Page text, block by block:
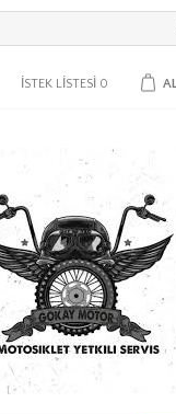
İSTEK LISTESI 0